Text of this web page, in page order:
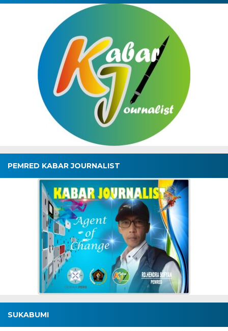
PEMRED KABAR JOURNALIST
SUKABUMI